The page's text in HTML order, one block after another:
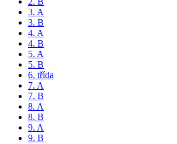
3. A
3. B
4. A
4. B
5. A
5. B
6. třída
7. A
7. B
8. A
8. B
9. A
9. B